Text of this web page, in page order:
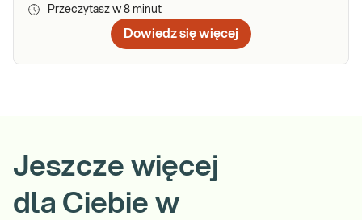
Przeczytasz w 8 minut
Dowiedz się więcej
Jeszcze więcej
dla Ciebie w